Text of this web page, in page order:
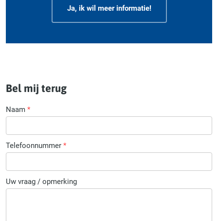
Ja, ik wil meer informatie!
Bel mij terug
Naam *
Telefoonnummer *
Uw vraag / opmerking